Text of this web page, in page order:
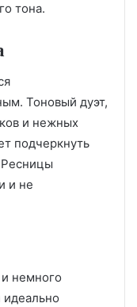
тона.
Тоновый дуэт,
и нежных
подчеркнуть
и не
немного